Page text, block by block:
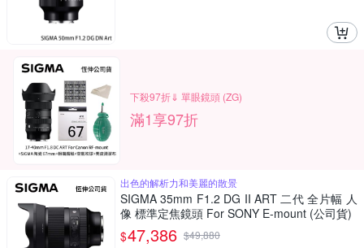
下殺97折⇓ 單眼鏡頭 (ZG)
滿1享97折
出色的解析力和美麗的散景
SIGMA 35mm F1.2 DG II ART 二代 全片幅 人
像 標準定焦鏡頭 For SONY E-mount (公司貨)
$47,386 $49,880